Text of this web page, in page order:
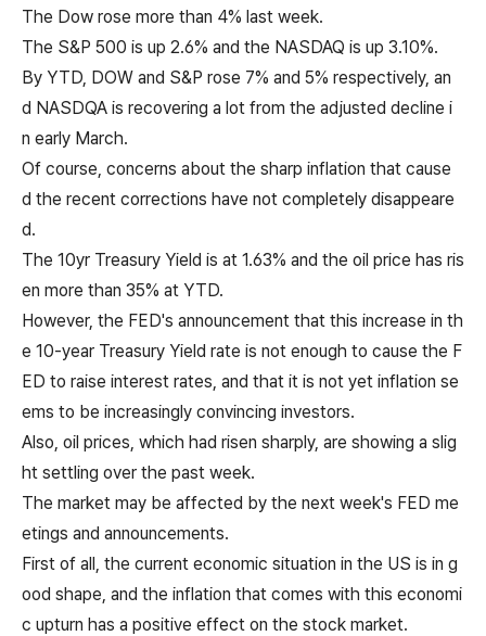
The Dow rose more than 4% last week.
The S&P 500 is up 2.6% and the NASDAQ is up 3.10%.
By YTD, DOW and S&P rose 7% and 5% respectively, an
d NASDQA is recovering a lot from the adjusted decline i
n early March.
Of course, concerns about the sharp inflation that cause
d the recent corrections have not completely disappeare
d.
The 10yr Treasury Yield is at 1.63% and the oil price has ris
en more than 35% at YTD.
However, the FED's announcement that this increase in th
e 10-year Treasury Yield rate is not enough to cause the F
ED to raise interest rates, and that it is not yet inflation se
ems to be increasingly convincing investors.
Also, oil prices, which had risen sharply, are showing a slig
ht settling over the past week.
The market may be affected by the next week's FED me
etings and announcements.
First of all, the current economic situation in the US is in g
ood shape, and the inflation that comes with this economi
c upturn has a positive effect on the stock market.